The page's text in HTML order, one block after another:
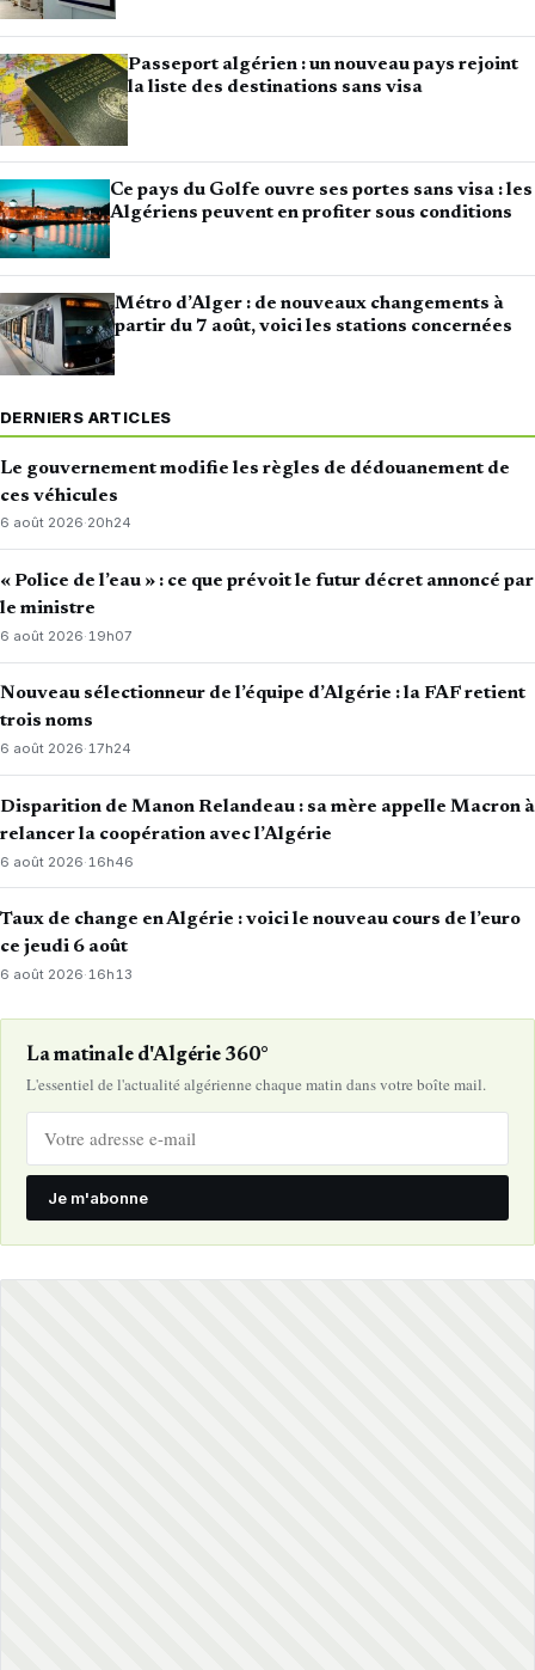
Passeport algérien : un nouveau pays rejoint
la liste des destinations sans visa
Ce pays du Golfe ouvre ses portes sans visa : les
Algériens peuvent en profiter sous conditions
Métro d’Alger : de nouveaux changements à
partir du 7 août, voici les stations concernées
DERNIERS ARTICLES
Le gouvernement modifie les règles de dédouanement de
ces véhicules
6 août 2026·20h24
« Police de l’eau » : ce que prévoit le futur décret annoncé par
le ministre
6 août 2026· 19h07
Nouveau sélectionneur de l’équipe d’Algérie : la FAF retient
trois noms
6 août 2026·17h24
Disparition de Manon Relandeau : sa mère appelle Macron à
relancer la coopération avec l’Algérie
6 août 2026· 16h46
Taux de change en Algérie : voici le nouveau cours de l’euro
ce jeudi 6 août
6 août 2026·16h13
La matinale d'Algérie 360°
L'essentiel de l'actualité algérienne chaque matin dans votre boîte mail.
Je m'abonne